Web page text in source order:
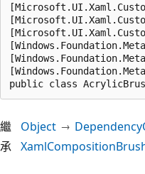
public class
繼
承
Object